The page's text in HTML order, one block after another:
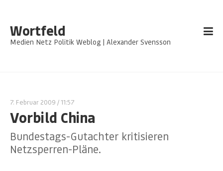
Wortfeld
Medien Netz Politik Weblog | Alexander Svensson
7. Februar 2009 / 11:57
Vorbild China
Bundestags-Gutachter kritisieren
Netzsperren-Pläne.